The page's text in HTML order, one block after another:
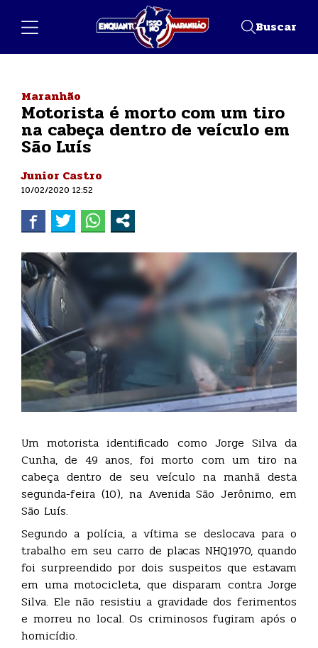
Buscar
Maranhão
Motorista é morto com um tiro
na cabeça dentro de veículo em
São Luís
Junior Castro
10/02/2020 12:52
Um motorista identificado como Jorge Silva da
Cunha, de 49 anos, foi morto com um tiro na
cabeça dentro de seu veículo na manhã desta
segunda-feira (10), na Avenida São Jerônimo, em
São Luís.
Segundo a polícia, a vítima se deslocava para o
trabalho em seu carro de placas NHQ1970, quando
foi surpreendido por dois suspeitos que estavam
em uma motocicleta, que disparam contra Jorge
Silva. Ele não resistiu a gravidade dos ferimentos
e morreu no local. Os criminosos fugiram após o
homicídio.